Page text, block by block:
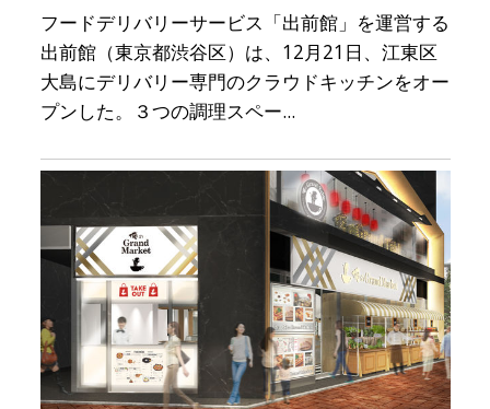
フードデリバリーサービス「出前館」を運営する
出前館（東京都渋谷区）は、12月21日、江東区
大島にデリバリー専門のクラウドキッチンをオー
プンした。３つの調理スペー...